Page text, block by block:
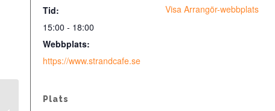
Tid:
15:00 - 18:00
Webbplats:
https://www.strandcafe.se
Visa Arrangör-webbplats
Plats